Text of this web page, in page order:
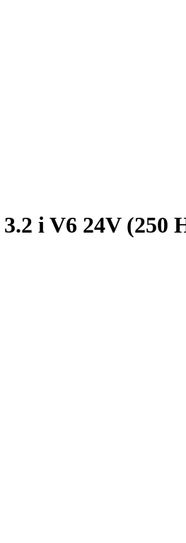
i V6 24V (250